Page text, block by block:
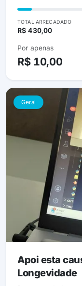
TOTAL ARRECADADO
R$ 430,00
Por apenas
R$ 10,00
Geral
Apoi esta
Longevidade